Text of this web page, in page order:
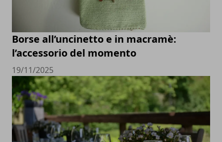
Borse all’uncinetto e in macramè:
l’accessorio del momento
19/11/2025